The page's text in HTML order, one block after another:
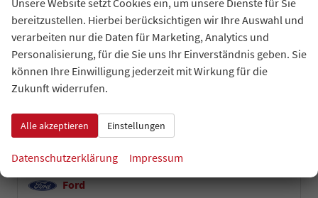
Audi
BMW
Cupra
Ferrari
Fiat
Ford
Unsere Website setzt Cookies ein, um unsere Dienste für Sie
bereitzustellen. Hierbei berücksichtigen wir Ihre Auswahl und
verarbeiten nur die Daten für Marketing, Analytics und
Personalisierung, für die Sie uns Ihr Einverständnis geben. Sie
können Ihre Einwilligung jederzeit mit Wirkung für die
Zukunft widerrufen.
Alle akzeptieren Einstellungen
Datenschutzerklärung Impressum